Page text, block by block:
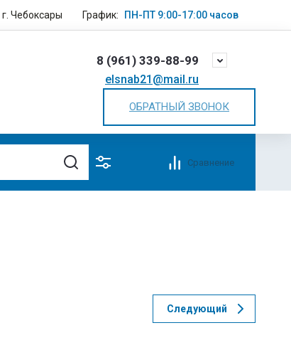
г. Чебоксары График: ПН-ПТ 9:00-17:00 часов
8 (961) 339-88-99
elsnab21@mail.ru
ОБРАТНЫЙ ЗВОНОК
Сравнение
Следующий